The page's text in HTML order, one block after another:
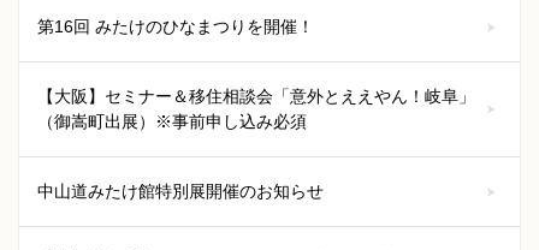
第16回 みたけのひなまつりを開催！
【大阪】セミナー＆移住相談会「意外とええやん！岐阜」
（御嵩町出展）※事前申し込み必須
中山道みたけ館特別展開催のお知らせ